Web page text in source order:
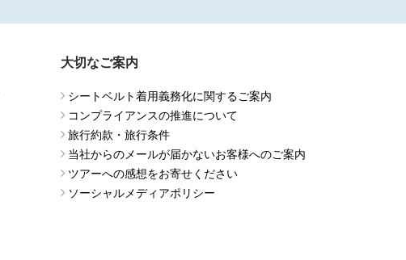
大切なご案内
シートベルト着用義務化に関するご案内
コンプライアンスの推進について
旅行約款・旅行条件
当社からのメールが届かないお客様へのご案内
ツアーへの感想をお寄せください
ソーシャルメディアポリシー